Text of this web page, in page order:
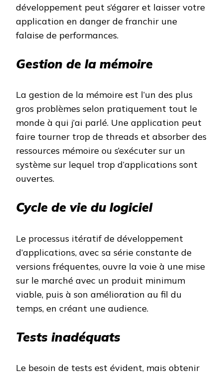
développement peut s’égarer et laisser votre
application en danger de franchir une
falaise de performances.
Gestion de la mémoire
La gestion de la mémoire est l’un des plus
gros problèmes selon pratiquement tout le
monde à qui j’ai parlé. Une application peut
faire tourner trop de threads et absorber des
ressources mémoire ou s’exécuter sur un
système sur lequel trop d’applications sont
ouvertes.
Cycle de vie du logiciel
Le processus itératif de développement
d’applications, avec sa série constante de
versions fréquentes, ouvre la voie à une mise
sur le marché avec un produit minimum
viable, puis à son amélioration au fil du
temps, en créant une audience.
Tests inadéquats
Le besoin de tests est évident, mais obtenir